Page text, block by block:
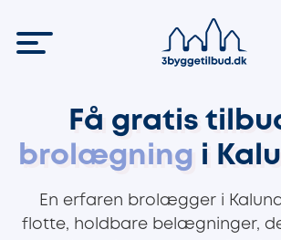
Få gratis
brolægning i
En erfaren brolægger i
flotte, holdbare belægninger,